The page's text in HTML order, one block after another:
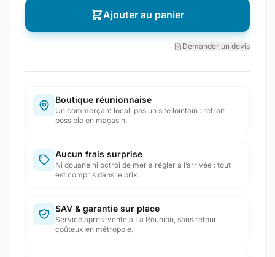
Ajouter au panier
Demander un devis
Boutique réunionnaise
Un commerçant local, pas un site lointain : retrait
possible en magasin.
Aucun frais surprise
Ni douane ni octroi de mer à régler à l’arrivée : tout
est compris dans le prix.
SAV & garantie sur place
Service après-vente à La Réunion, sans retour
coûteux en métropole.